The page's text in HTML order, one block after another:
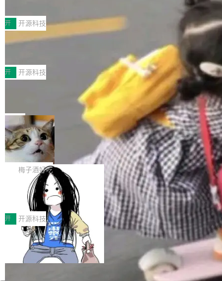
MPComm将作为一种传输引擎接入Mooncake T
ENT，实现零拷贝传输性能提升30%、非零拷贝
传输性能最高提升5倍。UCL-MPComm底层基
于自研UCL-Engine通信引擎，后续腾讯网平将
持续开源更多基于UCL-Engine的高性能通信组
件。 腾讯网平团队在UCL-MPComm中实现了一
个独立于业务线程的全局通信引擎（Engine），
型案例入选名单》，深信服“面向企业研发场景的
开源 AI 编程平台 CoStrict 应用”凭借卓越的技术
创新与落地成效成功入选。 全链路私有化部署，
助力企业AI研发安全落地 当前，越来越多企业已
经开始引入 AI Coding 工具，通过调用公有云模
型或企业内部部署模型提升研发效率。但随着 AI
Coding 从个人辅助工具逐步走向团队级、组织
级应用，企业在规模化落地过程中，对安全性、
可控性和代码质量提出了更高要求。 首先是数据
安全与合规要求。对于大多数普通研发场景，公
有云模型能够满足快速试用和效率提升的需求。
但对于金融、能源、医疗等对数据安全要求较...
开 开源科技
深信服AI算力网关入选工信部人工智能
前不久，工业和信息化部正式发布《2025年人工
智能应用典型案例名单》，集中展示人工智能在
各领域的应用成果，覆盖技术底座、行业赋能、
产品应用、支撑保障、专题等五大方向。深信服
AI算力网关（AI创新平台）成功入选！ 随着各行
各业的Agent走向规模化建设，算力构成形态逐
渐丰富，用户关注的重点也在发生变化：不只是
让AI用起来，还要进一步看清混合算力时代下，
Token花在哪里、算力是否被充分利用，以及持
续增长的AI成本该如何优化。 深信服AI算力网关
正是围绕这些实际问题，从Token治理和成本治
理两个方面，让用户的每一份算力都看得清、管
得住、用得稳、省得下、更安全！ 一、从现在开
始，Token使用一目...
开 开源科技
Jeff Dean 离开 Google：一个时代的结
束，一个实验室的开始
Google 员工编号 20。MapReduce 作者之一。
Bigtable 作者之一。TensorFlow 的作者之一。
Gemini 的架构师。Google 首席科学家。 Jeff D
ean 在 Google 工作了 27 年后，宣布离职。 他
不是一个人走。一同离开的还有 Sanjay Ghema
wat（Google 员工编号 23，Jeff Dean 二十多
年的编程搭档，MapReduce 和 Bigtable 的共同
作者）、Quoc Le（Google 大脑核心成员，Se
q2Seq 和 DocAI 的共同发明人）以及 Oriol Vin
yals（Gemini 联合负责人，AlphaSta...
局
🔥 SolonCode v2026.8.4 发布：界面
字体可调、22 种语言、记忆搜索增强
打开终端就能上岗的全中文编码智能体，这一轮
把「看得清、用母语、记得住」三件事一次补
齐。 SolonCode 是什么 SolonCode 是杭州无
耳科技研发的企业级终端编码智能体——一位全
中文驱动的数字员工，自主理解需求、规划步
骤、编写代码。不挑模型、不挑平台，curl 一行
装完即用。 开源地址：Gitee · GitCode · GitHu
b 安装 支持 Java 8+（8~26）、macOS / Linu
x / Windows / Harmony PC。 # macOS / Linu
x / Harmony PC curl -fsSL https://solon.noea
梅子酒好吃
让“代码语义理解”深度释放AI Coding
价值潜能：华为云码道（CodeArts）
代码仓技术解析
一、代码仓深度理解技术的作用与价值 在软件工
程实践中，代码仓是企业核心知识资产的主要载
体。企业级代码仓库通常包含数十万乃至数百万
个文件，其规模远超单次模型调用可承载的上下
文窗口。随着项目规模的持续扩张与代码历史的
不断累积，代码仓中的模块关系、接口契约、业
务逻辑等关键信息往往分散于数十乃至数百个文
开 开源科技